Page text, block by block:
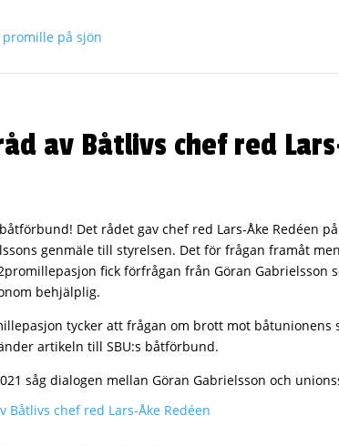
av Båtlivs chef red
Det rådet gav chef red Lars-Åke Redéen
genmäle till styrelsen. Det för frågan framåt
fick förfrågan från Göran Gabrielsson
behjälplig.
tycker att frågan om brott mot
artikeln till SBU:s båtförbund.
såg dialogen mellan Göran Gabrielsson och